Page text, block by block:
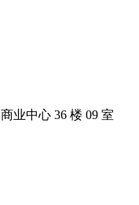
业中心 36 楼 09 室